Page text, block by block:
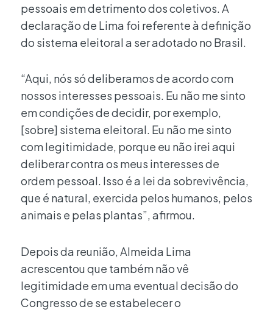
pessoais em detrimento dos coletivos. A
declaração de Lima foi referente à definição
do sistema eleitoral a ser adotado no Brasil.
“Aqui, nós só deliberamos de acordo com
nossos interesses pessoais. Eu não me sinto
em condições de decidir, por exemplo,
[sobre] sistema eleitoral. Eu não me sinto
com legitimidade, porque eu não irei aqui
deliberar contra os meus interesses de
ordem pessoal. Isso é a lei da sobrevivência,
que é natural, exercida pelos humanos, pelos
animais e pelas plantas”, afirmou.
Depois da reunião, Almeida Lima
acrescentou que também não vê
legitimidade em uma eventual decisão do
Congresso de se estabelecer o